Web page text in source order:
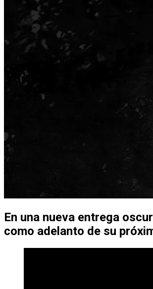
En una nueva entrega
como adelanto de su